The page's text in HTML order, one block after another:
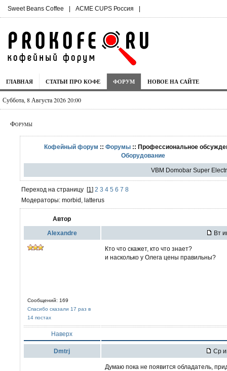
Sweet Beans Coffee | ACME CUPS Россия |
ГЛАВНАЯ СТАТЬИ ПРО КОФЕ ФОРУМ НОВОЕ НА САЙТЕ
Суббота, 8 Августа 2026 20:00
Форумы
Кофейный форум ::Форумы :: Профессиональное
Оборудование
VBM Domobar Super
Переход на страницу [1 ] 2 3 4 5 6 7 8
Модераторы: morbid, latterus
Автор
Alexandre Вт
Сообщений: 169
Спасибо сказали 17 раз в
14 постах
Кто что скажет, кто что знает?
и насколько у Олега цены правильны?
Наверх
Dmtrj Ср
Думаю пока не появится обладатель,